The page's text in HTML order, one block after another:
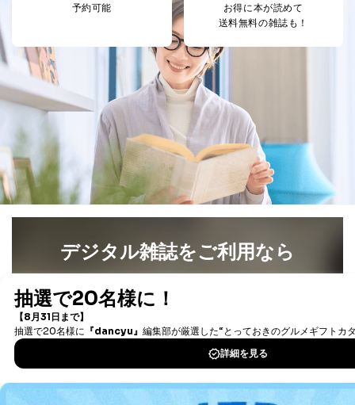
予約可能
お得に本が読めて
送料無料の雑誌も！
デジタル雑誌をご利用なら
書籍）が無料で読み放題！
DOWNLOAD FOR IOS
DOWNLOAD FOR ANDROID